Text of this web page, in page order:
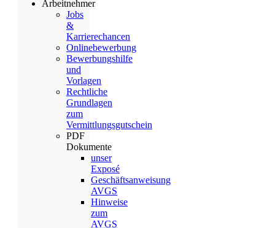
Arbeitnehmer
Jobs
&
Karrierechancen
Onlinebewerbung
Bewerbungshilfe
und
Vorlagen
Rechtliche
Grundlagen
zum
Vermittlungsgutschein
PDF
Dokumente
unser
Exposé
Geschäftsanweisung
AVGS
Hinweise
zum
AVGS